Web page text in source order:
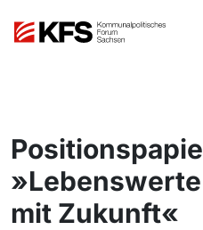
mit Zukunft«